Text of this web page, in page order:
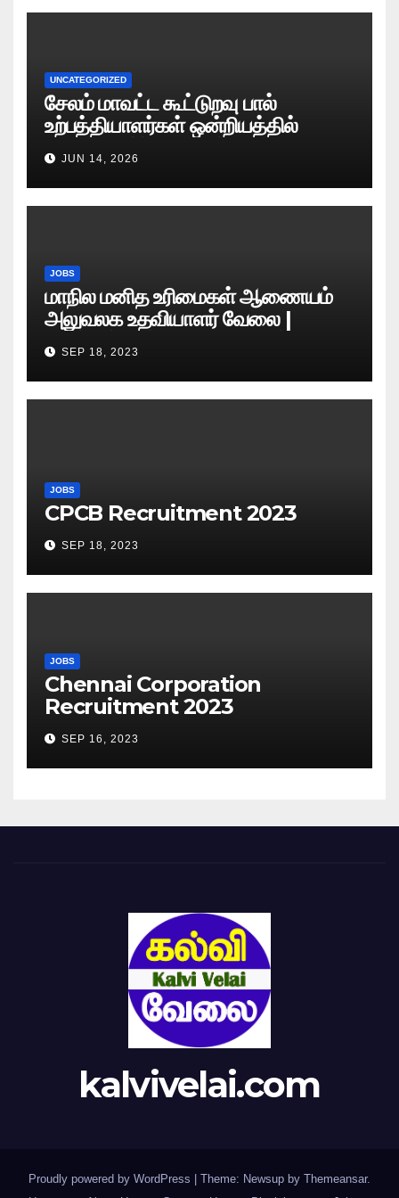
UNCATEGORIZED
சேலம் மாவட்ட கூட்டுறவு பால்
உற்பத்தியாளர்கள் ஒன்றியத்தில்
வேலைவாய்ப்பு அறிவிப்பு 2026
JUN 14, 2026
JOBS
மாநில மனித உரிமைகள் ஆணையம்
அலுவலக உதவியாளர் வேலை |
எழுத்துத் தேர்வு தேதி அறிவிப்பு..?
SEP 18, 2023
JOBS
CPCB Recruitment 2023
SEP 18, 2023
JOBS
Chennai Corporation
Recruitment 2023
SEP 16, 2023
kalvivelai.com
Proudly powered by WordPress Theme: Newsup by Themeansar.